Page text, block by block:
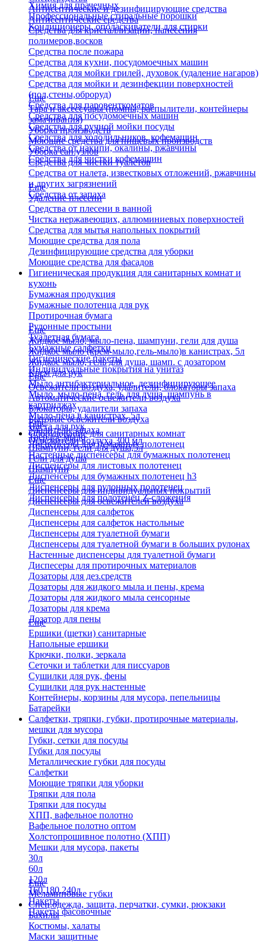
Химия для прачечных
Профессиональные стиральные порошки
Кондиционеры, ополаскиватели для стирки
Антисептические и дезинфицирующие средства
Антисептические средства
Средства для кристаллизации, нанесения
полимеров,восков
Средства после пожара
Средства для кухни, посудомоечных машин
Средства для мойки грилей, духовок (удаление нагаров)
Средства для мойки и дезинфекции поверхностей
(пол,стены,оброруд)
Средства для паровенткоматов
Средства для посудомоечных машин
Средства для ручной мойки посуды
Средства для холодильников, кофемашин
Средства от накипи, окалины, ржавчины
Средства для чистки кофемашин
Еще
Тара и аксессуары (помпы, распылители, контейнеры
замачивания)
Уборка производств
Моющие средства для пищевых производств
Уборка сан.узлов
Средства для чистки туалетов
Средства от налета, известковых отложений, ржавчины
и других загрязнений
Средства от запаха
Еще
Удаление плесени
Средства от плесени в ванной
Чистка нержавеющих, аллюминиевых поверхностей
Средства для мытья напольных покрытий
Моющие средства для пола
Дезинфицирующие средства для уборки
Моющие средства для фасадов
Гигиеническая продукция для санитарных комнат и
кухонь
Бумажная продукция
Бумажные полотенца для рук
Протирочная бумага
Рулонные простыни
Туалетная бумага
Бумажные салфетки
Гигиенические пакеты
Индивидуальные покрытия на унитаз
Еще
Жидкое мыло, мыло-пена, шампуни, гели для душа
Жидкое мыло (крем-мыло,гель-мыло)в канистрах, 5л
Жидкое мыло, гель для душа, шамп. с дозатором
Крем для рук
Мыло антибактериальное, дезинфицирующее
Мыло, мыло-пена, гель для душа, шампунь в
картриджах
Мыло-пена в канистрах, 5л
Паста для рук
Твердое мыло
Шампуни, гели для душа,5л
Гели для душа
Шампуни
Еще
Освежители воздуха, удалители, блокаторы запаха
Автоматические освежители воздуха
Блокаторы, удалители запаха
Бытовые освежители воздуха
Удалители запаха
Освежители воздуха 300 мл
Еще
Оборудование для санитарных комнат
Диспенсеры для бумажных полотенец
Настенные диспенсеры для бумажных полотенец
Диспенсеры для листовых полотенец
Диспенсеры для бумажных полотенец h3
Диспенсеры для рулонных полотенец
Диспенсеры для полотенец Z-сложения
Еще
Диспенсеры для индивидуальных покрытий
Диспенсеры для освежителей воздуха
Диспенсеры для салфеток
Диспенсеры для салфеток настольные
Диспенсеры для туалетной бумаги
Диспенсеры для туалетной бумаги в больших рулонах
Настенные диспенсеры для туалетной бумаги
Диспесеры для протирочных материалов
Дозаторы для дез.средств
Дозаторы для жидкого мыла и пены, крема
Дозаторы для жидкого мыла сенсорные
Дозаторы для крема
Дозатор для пены
Еще
Ершики (щетки) санитарные
Напольные ершики
Крючки, полки, зеркала
Сеточки и таблетки для писсуаров
Сушилки для рук, фены
Сушилки для рук настенные
Контейнеры, корзины для мусора, пепельницы
Батарейки
Салфетки, тряпки, губки, протирочные материалы,
мешки для мусора
Губки, сетки для посуды
Губки для посуды
Металлические губки для посуды
Салфетки
Моющие тряпки для уборки
Тряпки для пола
Тряпки для посуды
ХПП, вафельное полотно
Вафельное полотно оптом
Холстопрошивное полотно (ХПП)
Мешки для мусора, пакеты
30л
60л
120л
160,180,240л
Пакеты
Пакеты фасовочные
Еще
Меламиновые губки
Спец.одежда, защита, перчатки, сумки, рюкзаки
Бахилы
Костюмы, халаты
Маски защитные